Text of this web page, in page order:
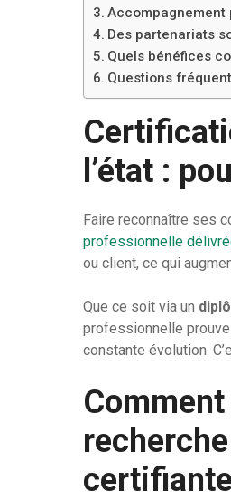
Des partenariats
Quels bénéfices
Questions
l’état :
Faire reconnaître ses
professionnelle
ou client, ce qui
Que ce soit via un
professionnelle
constante évolution.